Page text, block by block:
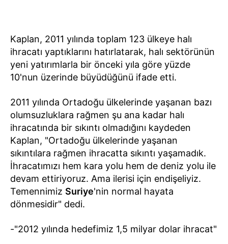
Kaplan, 2011 yılında toplam 123 ülkeye halı
ihracatı yaptıklarını hatırlatarak, halı sektörünün
yeni yatırımlarla bir önceki yıla göre yüzde
10'nun üzerinde büyüdüğünü ifade etti.
2011 yılında Ortadoğu ülkelerinde yaşanan bazı
olumsuzluklara rağmen şu ana kadar halı
ihracatında bir sıkıntı olmadığını kaydeden
Kaplan, "Ortadoğu ülkelerinde yaşanan
sıkıntılara rağmen ihracatta sıkıntı yaşamadık.
İhracatımızı hem kara yolu hem de deniz yolu ile
devam ettiriyoruz. Ama ilerisi için endişeliyiz.
Temennimiz Suriye'nin normal hayata
dönmesidir" dedi.
-"2012 yılında hedefimiz 1,5 milyar dolar ihracat"